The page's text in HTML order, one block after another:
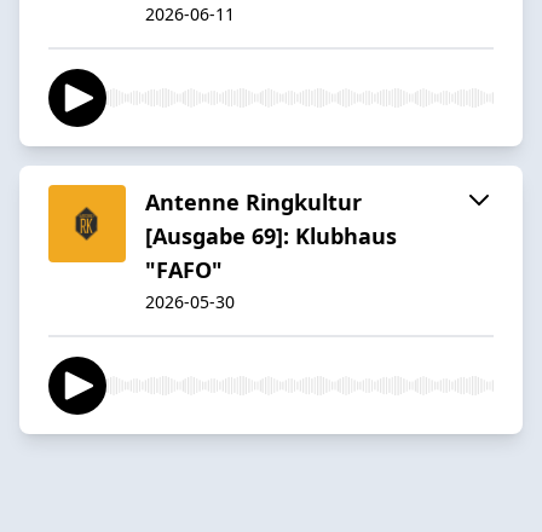
2026-06-11
Antenne Ringkultur
[Ausgabe 69]: Klubhaus
"FAFO"
2026-05-30